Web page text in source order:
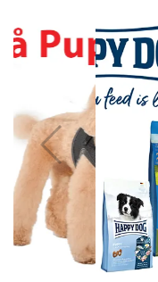
SE UTVALGET